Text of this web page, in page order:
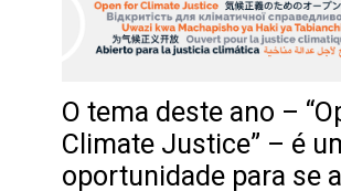
O tema deste ano –
Climate Justice” – é
oportunidade para se